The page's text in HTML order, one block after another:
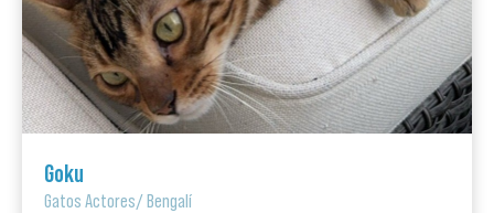
Goku
Gatos Actores/Bengalí